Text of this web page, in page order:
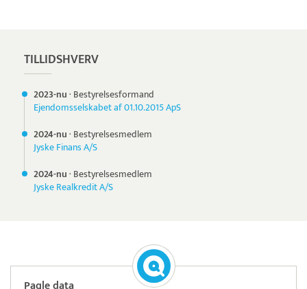
TILLIDSHVERV
2023-nu· Bestyrelsesformand
Ejendomsselskabet af 01.10.2015 ApS
2024-nu· Bestyrelsesmedlem
Jyske Finans A/S
2024-nu· Bestyrelsesmedlem
Jyske Realkredit A/S